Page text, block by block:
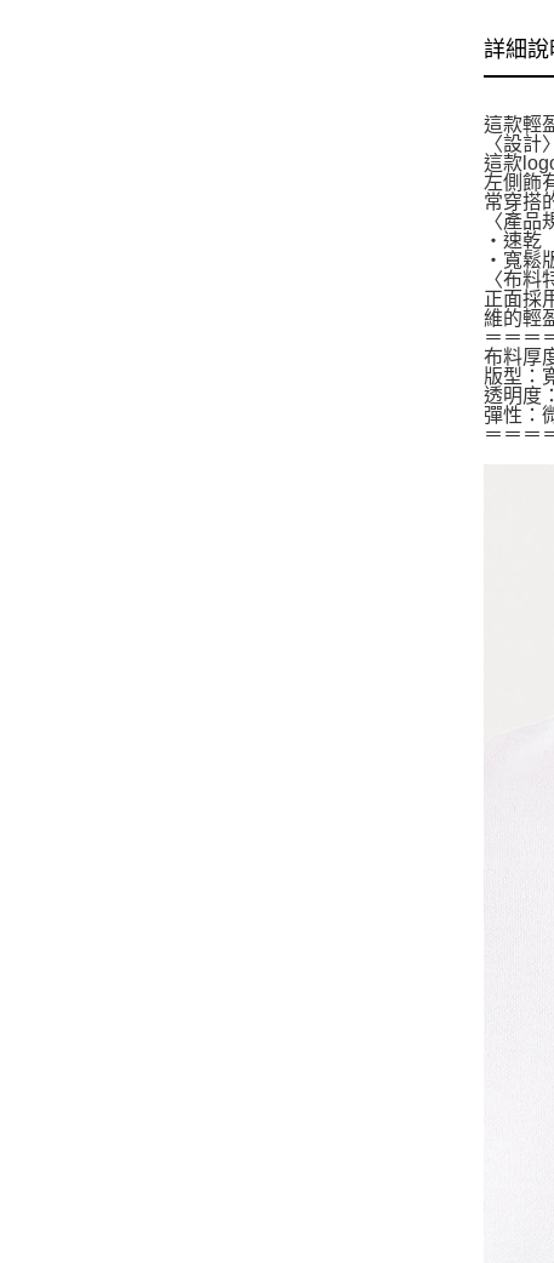
詳細說
這款輕
〈設計〉
這款
左側飾
常穿搭
〈產品
・速乾
・寬鬆
〈布料
正面採
維的輕
＝＝＝
布料厚
版型：
透明度
彈性：
＝＝＝